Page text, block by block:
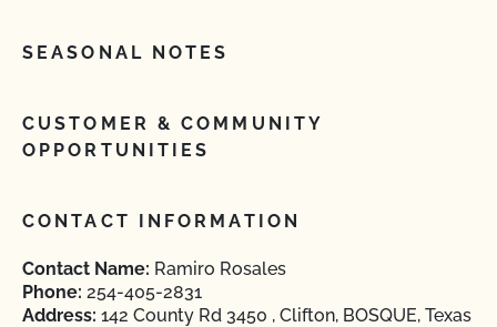
SEASONAL NOTES
CUSTOMER & COMMUNITY
OPPORTUNITIES
CONTACT INFORMATION
Contact Name: Ramiro Rosales
Phone: 254-405-2831
Address: 142 County Rd 3450 , Clifton, BOSQUE, Texas